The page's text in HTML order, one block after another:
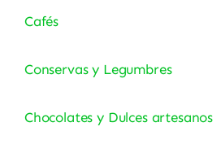
Cafés
Conservas y Legumbres
Chocolates y Dulces artesanos